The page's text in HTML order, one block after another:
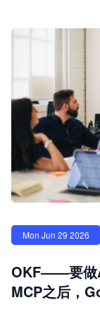
Mon Jun 29 2026
OKF——要做
MCP之后，